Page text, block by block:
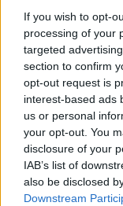
If you wish to opt-
processing of your
targeted
section to confirm
opt-out request is
interest-based ads
us or personal
your opt-out. You
disclosure of your
IAB’s list of
also be disclosed
Downstream
20